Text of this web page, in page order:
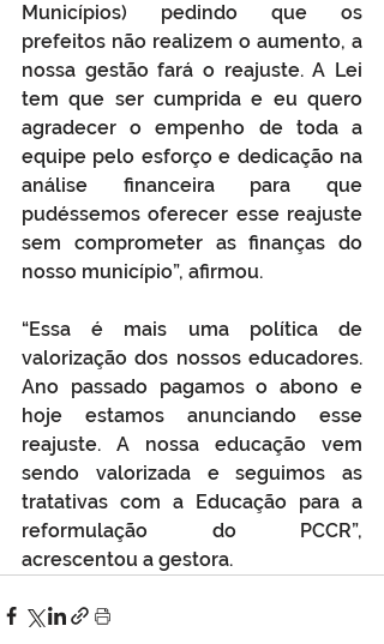
Municípios) pedindo que os
prefeitos não realizem o aumento, a
nossa gestão fará o reajuste. A Lei
tem que ser cumprida e eu quero
agradecer o empenho de toda a
equipe pelo esforço e dedicação na
análise financeira para que
pudéssemos oferecer esse reajuste
sem comprometer as finanças do
nosso município”, afirmou.
“Essa é mais uma política de
valorização dos nossos educadores.
Ano passado pagamos o abono e
hoje estamos anunciando esse
reajuste. A nossa educação vem
sendo valorizada e seguimos as
tratativas com a Educação para a
reformulação do PCCR”,
acrescentou a gestora.